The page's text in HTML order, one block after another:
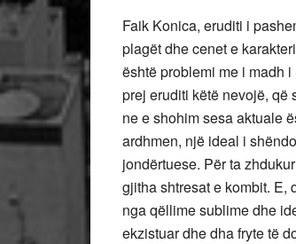
Faik Konica, eruditi i
plagët dhe cenet e
është problemi me i madh
prej eruditi këtë nevojë, që
ne e shohim sesa aktuale
ardhmen, një ideal i
jondërtuese. Për ta
gjitha shtresat e kombit. E,
nga qëllime sublime dhe
ekzistuar dhe dha fryte të